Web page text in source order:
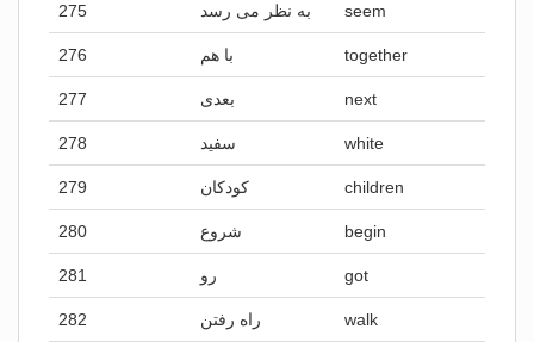
275 به نظر می رسد seem
276 با هم together
277 بعدی next
278 سفید white
279 کودکان children
280 شروع begin
281 رو got
282 راه رفتن walk